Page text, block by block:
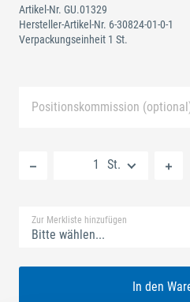
Artikel-Nr. GU.01329
Hersteller-Artikel-Nr. 6-30824-01-0-1
Verpackungseinheit 1 St.
Positionskommission
St.
Zur Merkliste hinzufügen
Bitte wählen...
In den